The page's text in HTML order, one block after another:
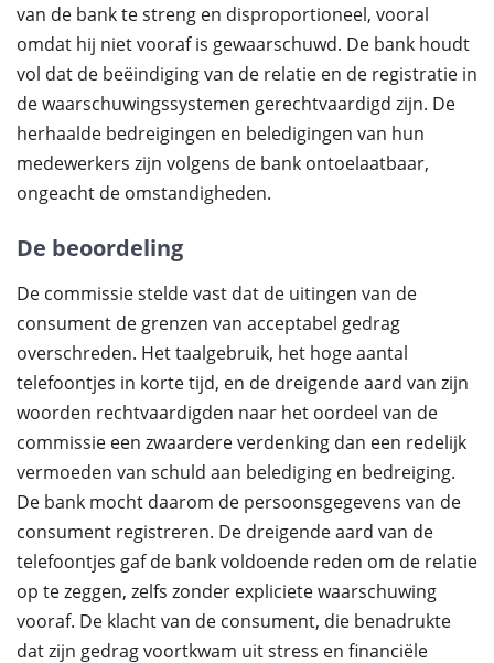
van de bank te streng en disproportioneel, vooral
omdat hij niet vooraf is gewaarschuwd. De bank houdt
vol dat de beëindiging van de relatie en de registratie in
de waarschuwingssystemen gerechtvaardigd zijn. De
herhaalde bedreigingen en beledigingen van hun
medewerkers zijn volgens de bank ontoelaatbaar,
ongeacht de omstandigheden.
De beoordeling
De commissie stelde vast dat de uitingen van de
consument de grenzen van acceptabel gedrag
overschreden. Het taalgebruik, het hoge aantal
telefoontjes in korte tijd, en de dreigende aard van zijn
woorden rechtvaardigden naar het oordeel van de
commissie een zwaardere verdenking dan een redelijk
vermoeden van schuld aan belediging en bedreiging.
De bank mocht daarom de persoonsgegevens van de
consument registreren. De dreigende aard van de
telefoontjes gaf de bank voldoende reden om de relatie
op te zeggen, zelfs zonder expliciete waarschuwing
vooraf. De klacht van de consument, die benadrukte
dat zijn gedrag voortkwam uit stress en financiële